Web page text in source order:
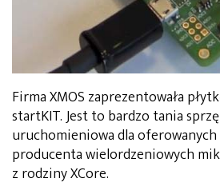
Firma XMOS zaprezentowała
startKIT. Jest to bardzo tania
uruchomieniowa dla
producenta wielordzeniowych
z rodziny XCore.